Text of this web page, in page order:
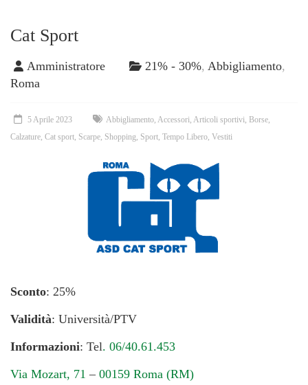
Cat Sport
Amministratore 21% - 30%, Abbigliamento,
Roma
5 Aprile 2023 Abbigliamento Accessori Articoli sportivi Borse
Calzature Cat sport Scarpe Shopping Sport Tempo Libero Vestiti
Sconto: 25%
Validità: Università/PTV
Informazioni: Tel. 06/40.61.453
Via Mozart, 71 – 00159 Roma (RM)